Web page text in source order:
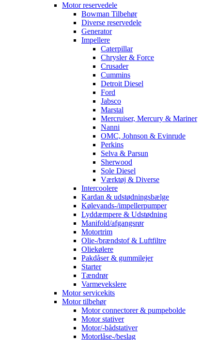
Motor reservedele
Bowman Tilbehør
Diverse reservedele
Generator
Impellere
Caterpillar
Chrysler & Force
Crusader
Cummins
Detroit Diesel
Ford
Jabsco
Marstal
Mercruiser, Mercury & Mariner
Nanni
OMC, Johnson & Evinrude
Perkins
Selva & Parsun
Sherwood
Sole Diesel
Værktøj & Diverse
Intercoolere
Kardan & udstødningsbælge
Kølevands-/impellerpumper
Lyddæmpere & Udstødning
Manifold/afgangsrør
Motortrim
Olie-/brændstof & Luftfiltre
Oliekølere
Pakdåser & gummilejer
Starter
Tændrør
Varmevekslere
Motor servicekits
Motor tilbehør
Motor connectorer & pumpebolde
Motor stativer
Motor/-bådstativer
Motorlåse-/beslag